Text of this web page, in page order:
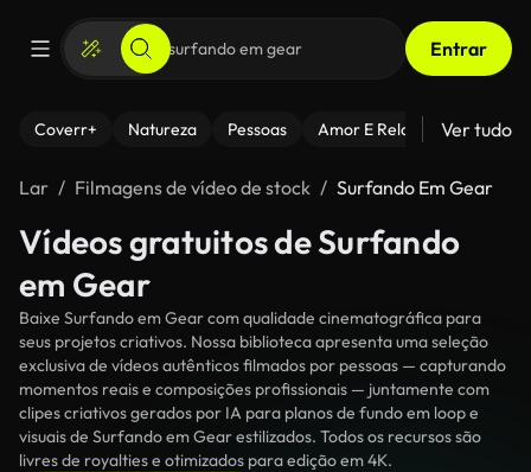
Entrar
Coverr+ Natureza Pessoas Amor E Relacionamentos
Ver tudo
Lar Filmagens de vídeo de stock Surfando Em Gear
Vídeos gratuitos de Surfando
em Gear
Baixe Surfando em Gear com qualidade cinematográfica para
seus projetos criativos. Nossa biblioteca apresenta uma seleção
exclusiva de vídeos autênticos filmados por pessoas — capturando
momentos reais e composições profissionais — juntamente com
clipes criativos gerados por IA para planos de fundo em loop e
visuais de Surfando em Gear estilizados. Todos os recursos são
livres de royalties e otimizados para edição em 4K.